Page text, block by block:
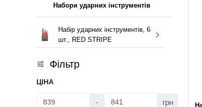
Набори ударних інструментів
Набір ударних інструментів, 6
шт., RED STRIPE
Фільтр
ЦІНА
- грн